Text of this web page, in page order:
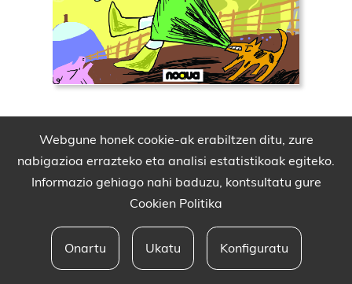
Webgune honek cookie-ak erabiltzen ditu, zure
nabigazioa errazteko eta analisi estatistikoak egiteko.
Informazio gehiago nahi baduzu, kontsultatu gure
Cookien Politika
Onartu Ukatu Konfiguratu